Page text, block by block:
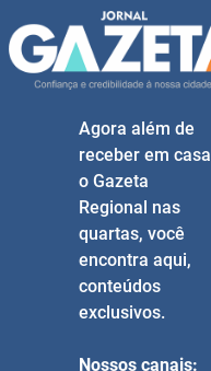
Agora além de
receber em casa
o Gazeta
Regional nas
quartas, você
encontra aqui,
conteúdos
exclusivos.
Nossos canais: